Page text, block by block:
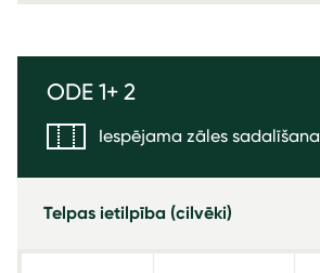
ODE 1+ 2
Iespējama zāles sadalīšana
Telpas ietilpība (cilvēki)